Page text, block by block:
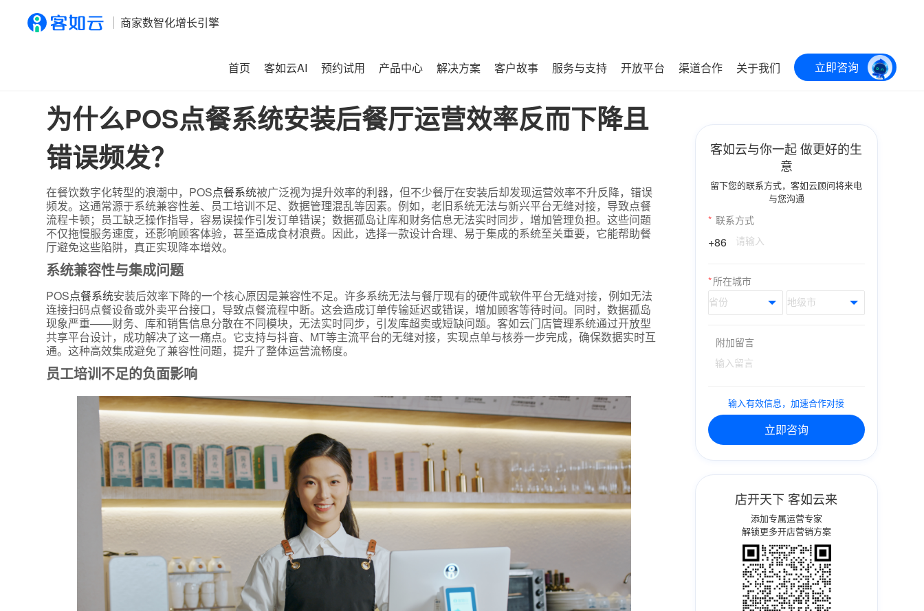
商家数智化增长引擎
首页 客如云AI 预约试用 产品中心 解决方案 客户故事 服务与支持 开放平台 渠道合作 关于我们 立即咨询
为什么POS点餐系统安装后餐厅运营效率反而下降且
错误频发？
在餐饮数字化转型的浪潮中，POS点餐系统被广泛视为提升效率的利器，但不少餐厅在安装后却发现运营效率不升反降，错误
频发。这通常源于系统兼容性差、员工培训不足、数据管理混乱等因素。例如，老旧系统无法与新兴平台无缝对接，导致点餐
流程卡顿；员工缺乏操作指导，容易误操作引发订单错误；数据孤岛让库和财务信息无法实时同步，增加管理负担。这些问题
不仅拖慢服务速度，还影响顾客体验，甚至造成食材浪费。因此，选择一款设计合理、易于集成的系统至关重要，它能帮助餐
厅避免这些陷阱，真正实现降本增效。
系统兼容性与集成问题
POS点餐系统安装后效率下降的一个核心原因是兼容性不足。许多系统无法与餐厅现有的硬件或软件平台无缝对接，例如无法
连接扫码点餐设备或外卖平台接口，导致点餐流程中断。这会造成订单传输延迟或错误，增加顾客等待时间。同时，数据孤岛
现象严重——财务、库和销售信息分散在不同模块，无法实时同步，引发库超卖或短缺问题。客如云门店管理系统通过开放型
共享平台设计，成功解决了这一痛点。它支持与抖音、MT等主流平台的无缝对接，实现点单与核券一步完成，确保数据实时互
通。这种高效集成避免了兼容性问题，提升了整体运营流畅度。
员工培训不足的负面影响
客如云与你一起 做更好的生
意
留下您的联系方式，客如云顾问将来电
与您沟通
* 联系方式
+86
*所在城市
附加留言
输入有效信息，加速合作对接
立即咨询
店开天下 客如云来
添加专属运营专家
解锁更多开店营销方案